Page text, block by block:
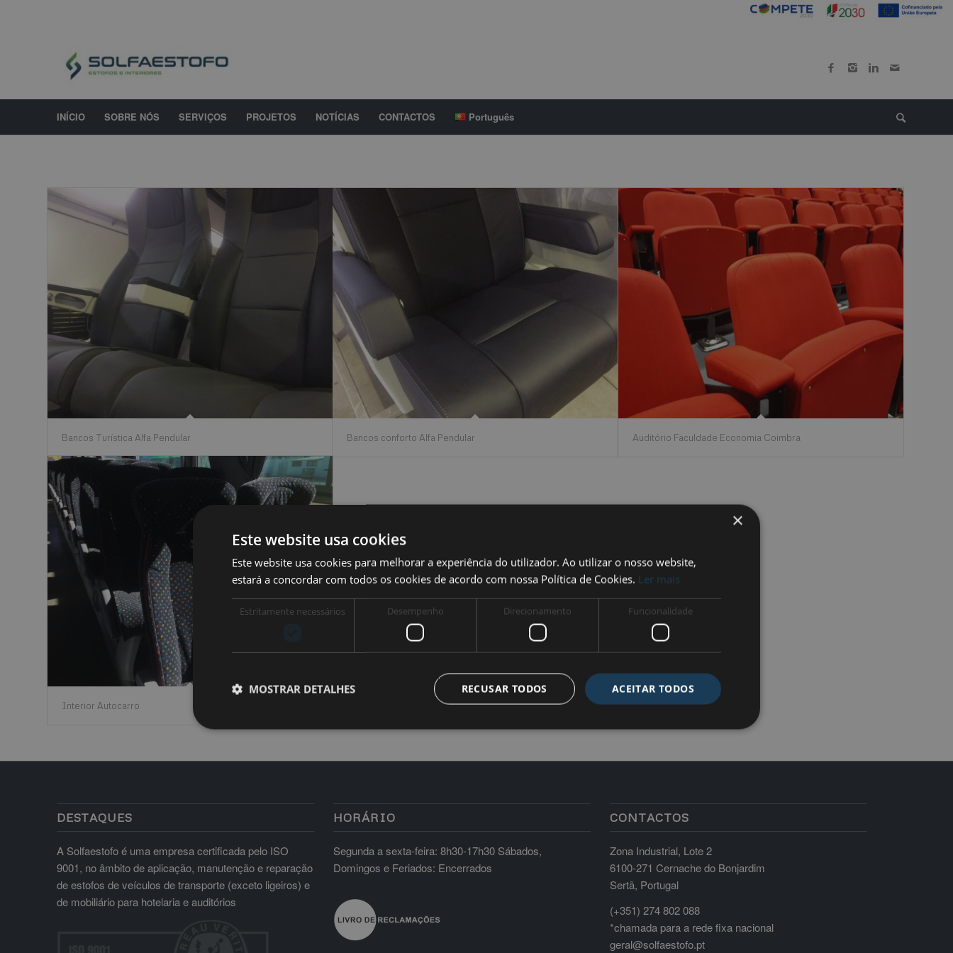
INÍCIO SOBRE NÓS SERVIÇOS PROJETOS NOTÍCIAS CONTACTOS Português
Bancos Turística Alfa Pendular Bancos conforto Alfa Pendular Auditório Faculdade Economia Coimbra
Interior Autocarro
DESTAQUES
A Solfaestofo é uma empresa certificada pelo ISO
9001, no âmbito de aplicação, manutenção e reparação
de estofos de veículos de transporte (exceto ligeiros) e
de mobiliário para hotelaria e auditórios
HORÁRIO
Segunda a sexta-feira: 8h30-17h30 Sábados,
Domingos e Feriados: Encerrados
CONTACTOS
Zona Industrial, Lote 2
6100-271 Cernache do Bonjardim
Sertã, Portugal
(+351) 274 802 088
*chamada para a rede fixa nacional
geral@solfaestofo.pt
×
Este website usa cookies
Este website usa cookies para melhorar a experiência do utilizador. Ao utilizar o nosso website,
estará a concordar com todos os cookies de acordo com nossa Política de Cookies. Ler mais
Estritamente necessários Desempenho Direcionamento Funcionalidade
ACEITAR TODOS
RECUSAR TODOS
MOSTRAR DETALHES